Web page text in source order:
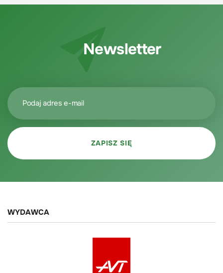
Newsletter
WYDAWCA